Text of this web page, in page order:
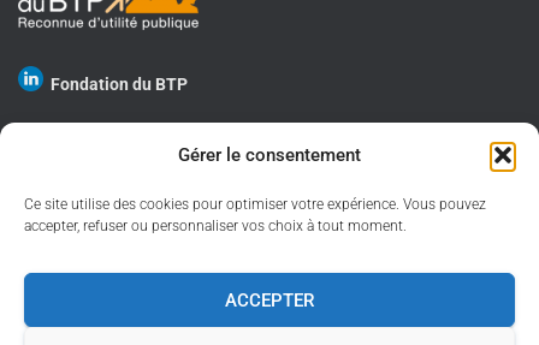
Gérer le consentement
Ce site utilise des cookies pour optimiser votre expérience. Vous pouvez
accepter, refuser ou personnaliser vos choix à tout moment.
ACCEPTER
Fondation du BTP
GESTION DES COOKIES
MENTIONS LÉGALES